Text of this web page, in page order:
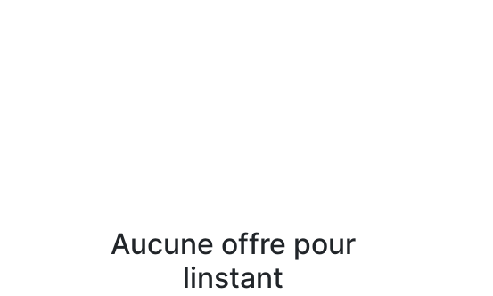
Aucune offre pour
linstant